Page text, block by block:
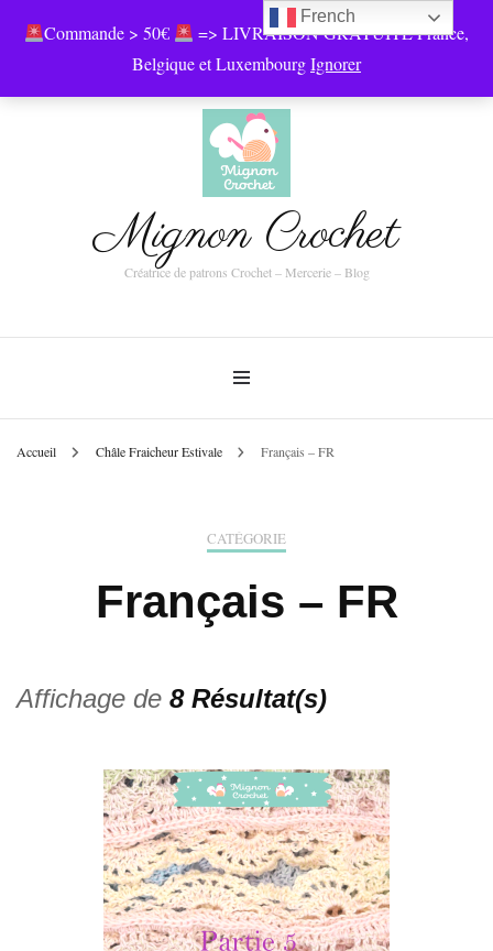
Commande > 50€
=> LIVRAISON GRATUITE France,
Belgique et LuxembourgIgnorer
Mignon Crochet
Créatrice de patrons Crochet – Mercerie – Blog
Accueil Châle Fraicheur Estivale Français – FR
CATÉGORIE
Français – FR
Affichage de 8 Résultat(s)
French